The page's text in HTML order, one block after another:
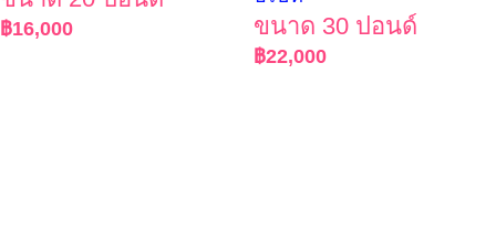
฿16,000 ขนาด 30 ปอนด์
฿22,000